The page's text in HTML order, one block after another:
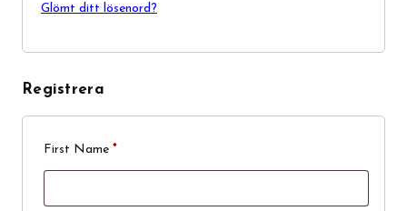
Glömt ditt lösenord?
Registrera
First Name *